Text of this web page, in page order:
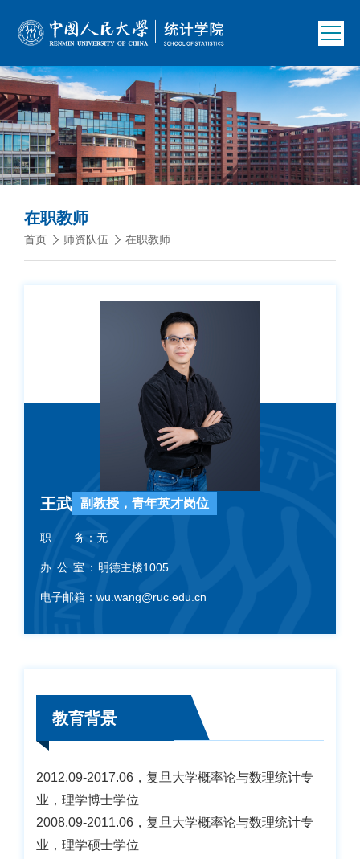
在职教师
首页 师资队伍 在职教师
王武 副教授，青年英才岗位
职 务： 无
办 公 室： 明德主楼1005
电子邮箱： wu.wang@ruc.edu.cn
教育背景
2012.09-2017.06，复旦大学概率论与数理统计专
业，理学博士学位
2008.09-2011.06，复旦大学概率论与数理统计专
业，理学硕士学位